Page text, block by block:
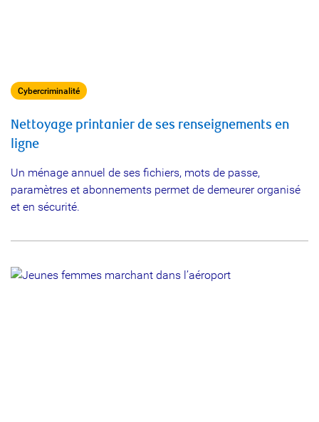
Cybercriminalité
Nettoyage printanier de ses renseignements en
ligne
Un ménage annuel de ses fichiers, mots de passe,
paramètres et abonnements permet de demeurer organisé
et en sécurité.